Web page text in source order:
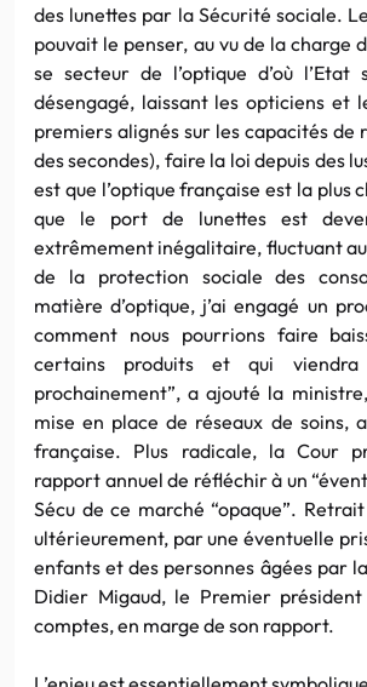
des lunettes par la Sécurité sociale.
pouvait le penser, au vu de la charge
se secteur de l’optique d’où l’Etat
désengagé, laissant les opticiens et
premiers alignés sur les capacités de
des secondes), faire la loi depuis des
est que l’optique française est la plus
que le port de lunettes est
extrêmement inégalitaire, fluctuant
de la protection sociale des
matière d’optique, j’ai engagé un
comment nous pourrions faire
certains produits et qui
prochainement”, a ajouté la
mise en place de réseaux de soins,
française. Plus radicale, la Cour
rapport annuel de réfléchir à un
Sécu de ce marché “opaque”.
ultérieurement, par une éventuelle
enfants et des personnes âgées par
Didier Migaud, le Premier
comptes, en marge de son rapport.